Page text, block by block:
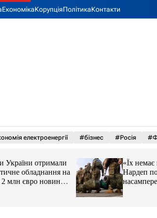
ЕкономікаКорупціяПолітикаКонтакти
електроенергії #бізнес #Росія
отримали
на
новини
«Їх немає на
Нардеп пояснив,
насамперед має
реформа мобілізації